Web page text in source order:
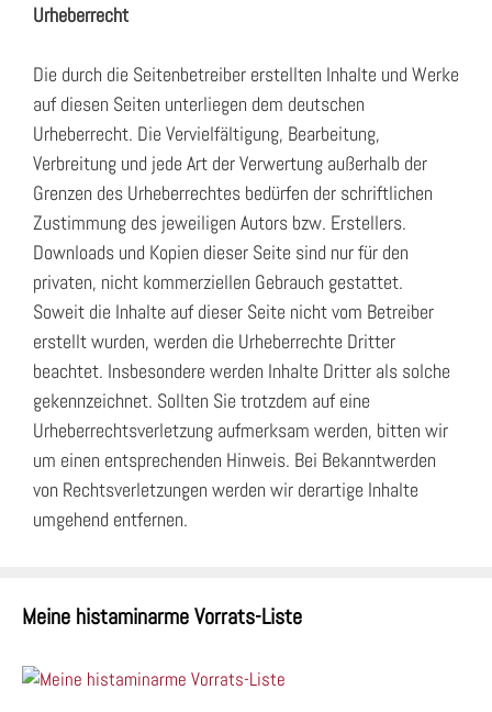
Urheberrecht
Die durch die Seitenbetreiber erstellten Inhalte und Werke
auf diesen Seiten unterliegen dem deutschen
Urheberrecht. Die Vervielfältigung, Bearbeitung,
Verbreitung und jede Art der Verwertung außerhalb der
Grenzen des Urheberrechtes bedürfen der schriftlichen
Zustimmung des jeweiligen Autors bzw. Erstellers.
Downloads und Kopien dieser Seite sind nur für den
privaten, nicht kommerziellen Gebrauch gestattet.
Soweit die Inhalte auf dieser Seite nicht vom Betreiber
erstellt wurden, werden die Urheberrechte Dritter
beachtet. Insbesondere werden Inhalte Dritter als solche
gekennzeichnet. Sollten Sie trotzdem auf eine
Urheberrechtsverletzung aufmerksam werden, bitten wir
um einen entsprechenden Hinweis. Bei Bekanntwerden
von Rechtsverletzungen werden wir derartige Inhalte
umgehend entfernen.
Meine histaminarme Vorrats-Liste